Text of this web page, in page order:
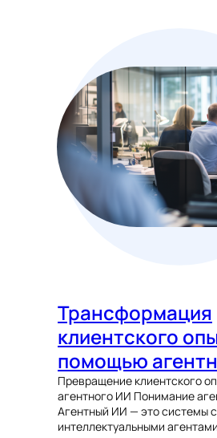
Трансформация
клиентского
помощью
Превращение клиентского
агентного ИИ Понимание
Агентный ИИ — это системы с
интеллектуальными